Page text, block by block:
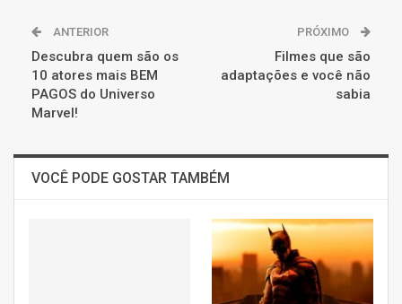
ANTERIOR
Descubra quem são os
10 atores mais BEM
PAGOS do Universo
Marvel!
PRÓXIMO
Filmes que são
adaptações e você não
sabia
VOCÊ PODE GOSTAR TAMBÉM